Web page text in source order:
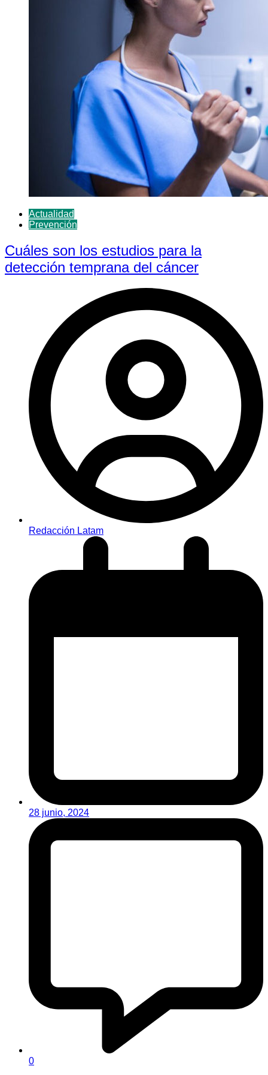
Actualidad
Prevención
Cuáles son los estudios para la
detección temprana del cáncer
Redacción Latam
28 junio, 2024
0